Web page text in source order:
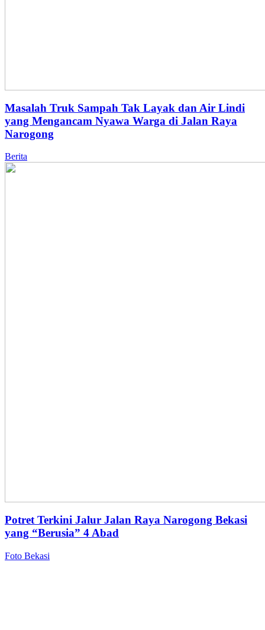
Masalah Truk Sampah Tak Layak dan Air Lindi
yang Mengancam Nyawa Warga di Jalan Raya
Narogong
Berita
Potret Terkini Jalur Jalan Raya Narogong Bekasi
yang “Berusia” 4 Abad
Foto Bekasi